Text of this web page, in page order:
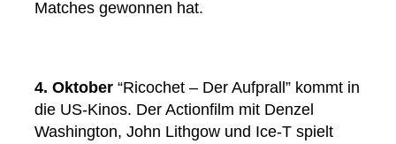
Matches gewonnen hat.
4. Oktober “Ricochet – Der Aufprall” kommt in
die US-Kinos. Der Actionfilm mit Denzel
Washington, John Lithgow und Ice-T spielt